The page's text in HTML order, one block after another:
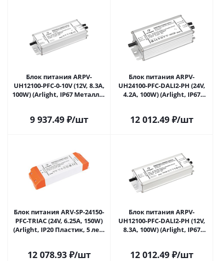
Блок питания ARPV-
UH12100-PFC-0-10V (12V, 8.3A,
100W) (Arlight, IP67 Металл, 7
9 937.49₽/шт
Блок питания ARPV-
UH24100-PFC-DALI2-PH (24V,
4.2A, 100W) (Arlight, IP67
12 012.49₽/шт
Блок питания ARV-SP-24150-
PFC-TRIAC (24V, 6.25A, 150W)
(Arlight, IP20 Пластик, 5 лет)
12 078.93₽/шт
Блок питания ARPV-
UH12100-PFC-DALI2-PH (12V,
8.3A, 100W) (Arlight, IP67
12 012.49₽/шт